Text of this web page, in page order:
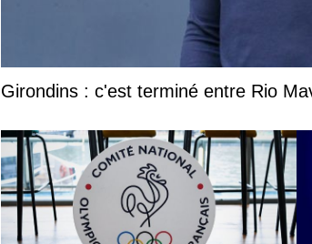
Girondins : c'est terminé entre Rio